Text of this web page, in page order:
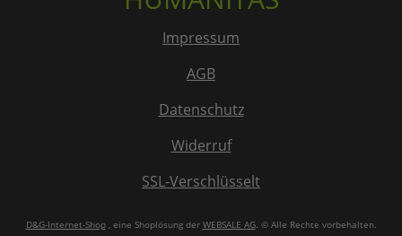
Impressum
AGB
Datenschutz
Widerruf
SSL-Verschlüsselt
D&G-Internet-Shop, eine Shoplösung der WEBSALE AG. © Alle Rechte vorbehalten.